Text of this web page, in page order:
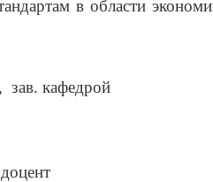
в области
зав. кафедрой